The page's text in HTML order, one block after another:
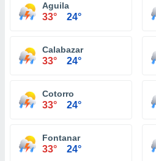
Aguila
33° 24°
Calabazar
33° 24°
Cotorro
33° 24°
Fontanar
33° 24°